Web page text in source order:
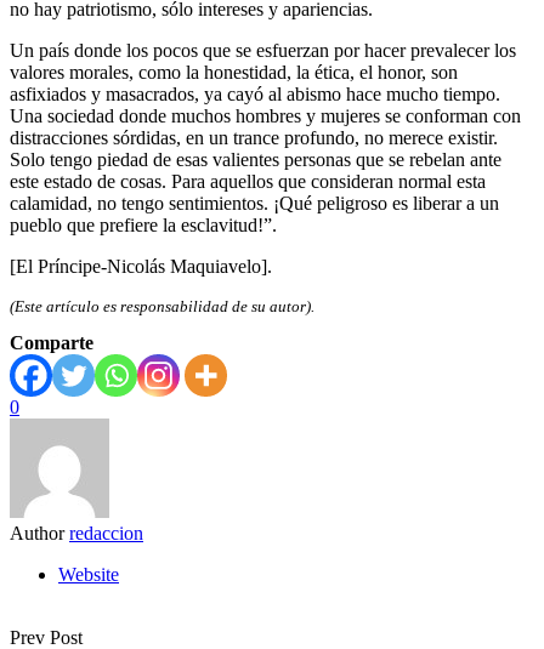
no hay patriotismo, sólo intereses y apariencias.
Un país donde los pocos que se esfuerzan por hacer prevalecer los
valores morales, como la honestidad, la ética, el honor, son
asfixiados y masacrados, ya cayó al abismo hace mucho tiempo.
Una sociedad donde muchos hombres y mujeres se conforman con
distracciones sórdidas, en un trance profundo, no merece existir.
Solo tengo piedad de esas valientes personas que se rebelan ante
este estado de cosas. Para aquellos que consideran normal esta
calamidad, no tengo sentimientos. ¡Qué peligroso es liberar a un
pueblo que prefiere la esclavitud!”.
[El Príncipe-Nicolás Maquiavelo].
(Este artículo es responsabilidad de su autor).
Comparte
0
Author redaccion
Website
Prev Post